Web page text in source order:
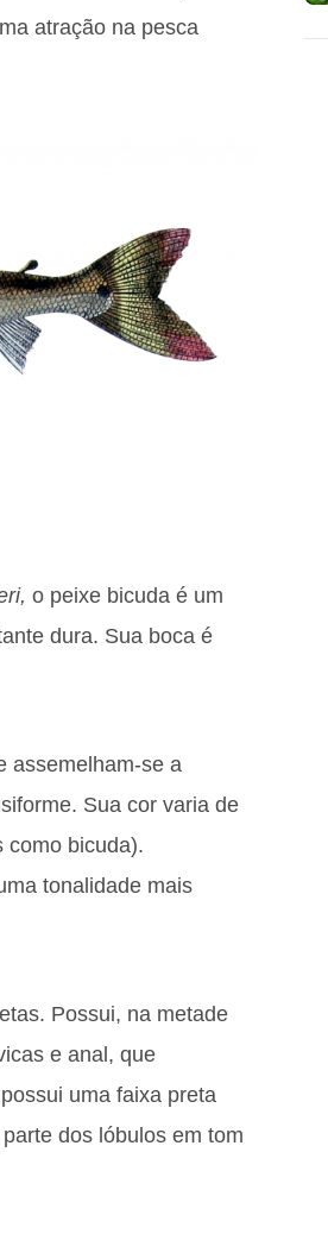
atração na pesca
o peixe bicuda é um
dura. Sua boca é
assemelham-se a
Sua cor varia de
como bicuda).
tonalidade mais
Possui, na metade
e anal, que
uma faixa preta
dos lóbulos em tom